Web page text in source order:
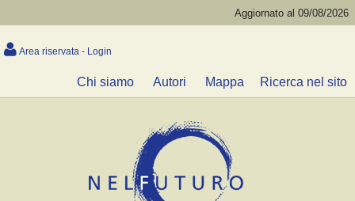
Aggiornato al 09/08/2026
Area riservata - Login
Chi siamo Autori Mappa Ricerca nel sito